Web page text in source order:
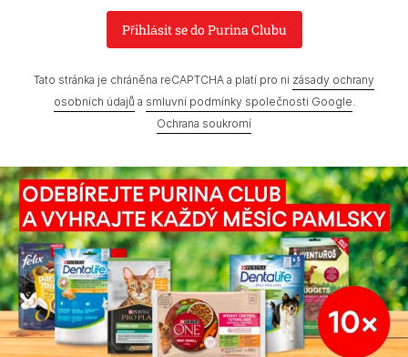
Přihlásit se do Purina Clubu
Tato stránka je chráněna reCAPTCHA a platí pro ni zásady ochrany
osobních údajů a smluvní podmínky společnosti Google.
Ochrana soukromí
©Reg. Trademark of Nestlé S.A.
Prohlášení o přístupnosti Všeobecné podmínky
Marketingové podmínky Ochrana soukromí Soubory Cookies
Zpráva Nestlé o genderových mzdových rozdílech
Mapa webových stránek